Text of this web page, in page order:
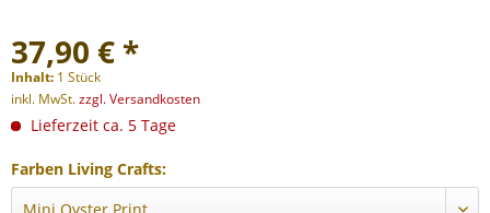
37,90 € *
Inhalt: 1 Stück
inkl. MwSt.zzgl. Versandkosten
Lieferzeit ca. 5 Tage
Farben Living Crafts: